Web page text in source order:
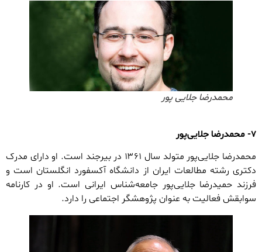
محمدرضا جلایی پور
۷- محمدرضا جلایی‌پور
محمدرضا جلایی‌پور متولد سال ۱۳۶۱ در بیرجند است. او دارای مدرک
دکتری رشته مطالعات ایران از دانشگاه آکسفورد انگلستان است و
فرزند حمیدرضا جلایی‌پور جامعه‌شناس ایرانی است. او در کارنامه
سوابقش فعالیت به عنوان پژوهشگر اجتماعی را دارد.